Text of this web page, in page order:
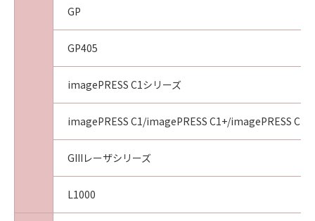
GP
GP405
imagePRESS C1シリーズ
imagePRESS C1/imagePRESS C1+/imagePRESS
GIIIレーザシリーズ
L1000